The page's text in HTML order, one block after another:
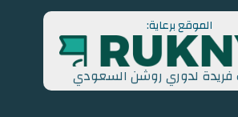
الموقع برعاية:
فريدة لدوري روشن السعودي